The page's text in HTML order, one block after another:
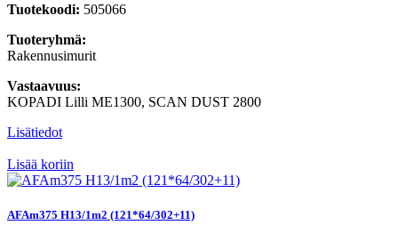
Tuotekoodi: 505066
Tuoteryhmä:
Rakennusimurit
Vastaavuus:
KOPADI Lilli ME1300, SCAN DUST 2800
Lisätiedot
Lisää koriin
AFAm375 H13/1m2 (121*64/302+11)